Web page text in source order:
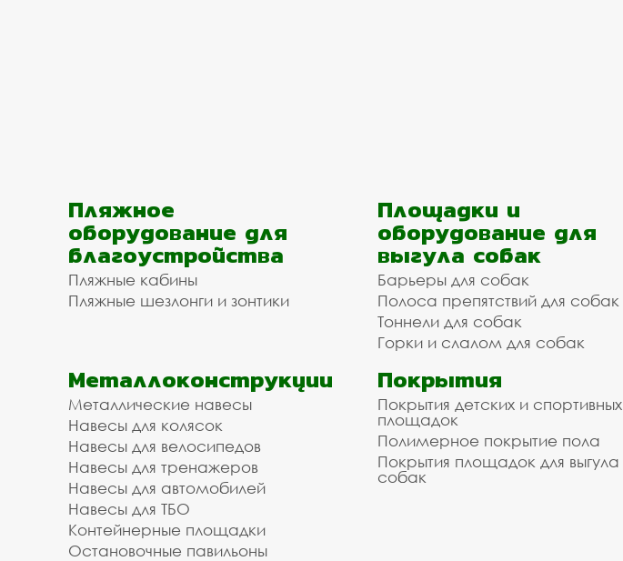
Пляжное
оборудование для
благоустройства
Пляжные кабины
Пляжные шезлонги и зонтики
Площадки и
оборудование для
выгула собак
Барьеры для собак
Полоса препятствий для собак
Тоннели для собак
Горки и слалом для собак
Металлоконструкции
Металлические навесы
Навесы для колясок
Навесы для велосипедов
Навесы для тренажеров
Навесы для автомобилей
Навесы для ТБО
Контейнерные площадки
Остановочные павильоны
Покрытия
Покрытия детских и спортивных
площадок
Полимерное покрытие пола
Покрытия площадок для выгула
собак